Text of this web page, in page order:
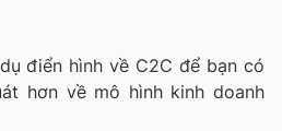
điển hình về C2C để bạn có
hơn về mô hình kinh doanh